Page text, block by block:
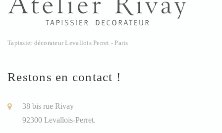
Tapissier décorateur Levallois Perret - Paris
Restons en contact !
38 bis rue Rivay
92300 Levallois-Perret.